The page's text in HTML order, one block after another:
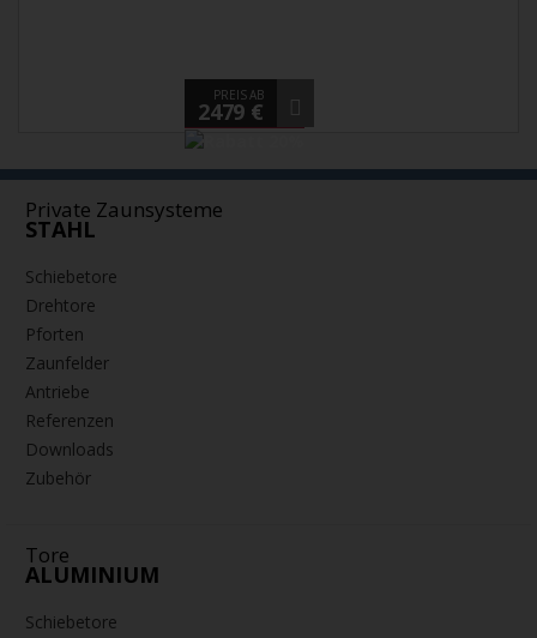
PREIS AB
2479 €
Private Zaunsysteme
STAHL
Schiebetore
Drehtore
Pforten
Zaunfelder
Antriebe
Referenzen
Downloads
Zubehör
Tore
ALUMINIUM
Schiebetore